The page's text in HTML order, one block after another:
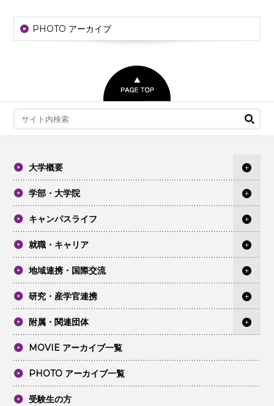
PHOTO アーカイブ
大学概要
学部・大学院
キャンパスライフ
就職・キャリア
地域連携・国際交流
研究・産学官連携
附属・関連団体
MOVIE アーカイブ一覧
PHOTO アーカイブ一覧
受験生の方